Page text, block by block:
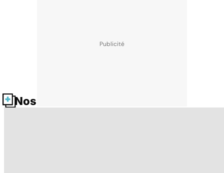
Nos fiches santé